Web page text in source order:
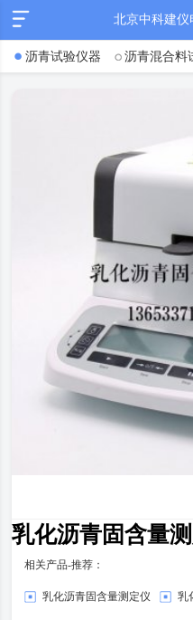
北京中科建仪
沥青试验仪器 沥青混合料
乳化沥青固含量
相关产品-推荐：
乳化沥青固含量测定仪 乳